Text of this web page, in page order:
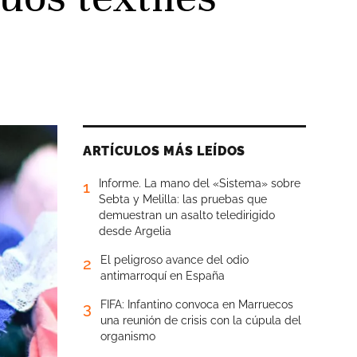
ARTÍCULOS MÁS LEÍDOS
1
Informe. La mano del «Sistema» sobre
Sebta y Melilla: las pruebas que
demuestran un asalto teledirigido
desde Argelia
2
El peligroso avance del odio
antimarroquí en España
3
FIFA: Infantino convoca en Marruecos
una reunión de crisis con la cúpula del
organismo